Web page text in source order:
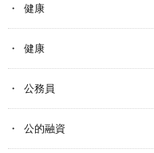
健康
健康
公務員
公的融資